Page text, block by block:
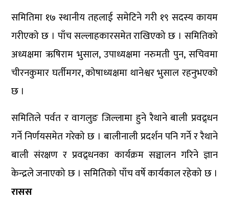
समितिमा १७ स्थानीय तहलाई समेटिने गरी १९ सदस्य कायम
गरीएको छ । पाँच सल्लाहकारसमेत राखिएको छ । समितिको
अध्यक्षमा ऋषिराम भुसाल, उपाध्यक्षमा नरुमती पुन, सचिवमा
चीरनकुमार घर्तीमगर, कोषाध्यक्षमा थानेश्वर भुसाल रहनुभएको
छ ।
समितिले पर्वत र वागलुङ जिल्लामा हुने रैथाने बाली प्रवद्र्धन
गर्ने निर्णयसमेत गरेको छ । बालीनाली प्रदर्शन पनि गर्ने र रैथाने
बाली संरक्षण र प्रवद्र्धनका कार्यक्रम सञ्चालन गरिने ज्ञान
केन्द्रले जनाएको छ । समितिको पाँच वर्षे कार्यकाल रहेको छ ।
रासस